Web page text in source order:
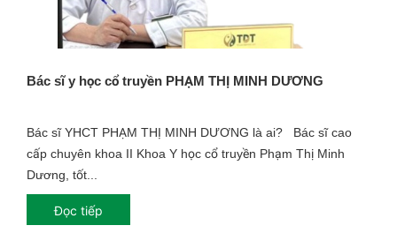
Bác sĩ y học cổ truyền PHẠM THỊ MINH DƯƠNG
Bác sĩ YHCT PHẠM THỊ MINH DƯƠNG là ai? Bác sĩ cao
cấp chuyên khoa II Khoa Y học cổ truyền Phạm Thị Minh
Dương, tốt...
Đọc tiếp